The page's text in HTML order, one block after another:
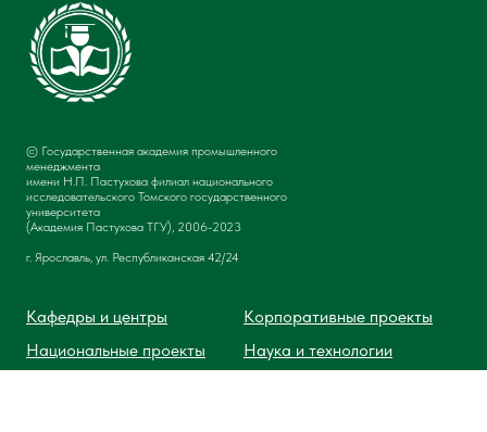
© Государственная академия промышленного
менеджмента
имени Н.П. Пастухова филиал национального
исследовательского Томского государственного
университета
(Академия Пастухова ТГУ), 2006-2023
г. Ярославль, ул. Республиканская 42/24
Кафедры и центры
Национальные проекты
Корпоративные проекты
Наука и технологии